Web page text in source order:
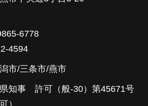
6778
4594
市/三条市/燕市
知事 許可（般-30）第45671号
）